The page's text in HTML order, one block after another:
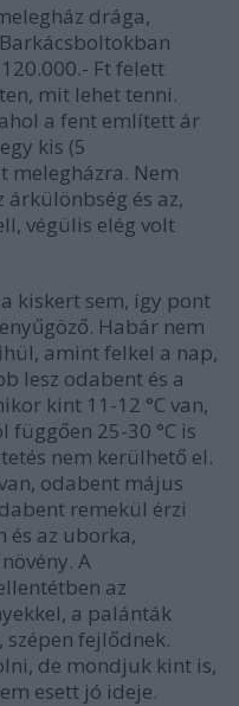
drága,
Ft felett
mit lehet tenni.
a fent említett ár
kis (5
melegházra. Nem
árkülönbség és az,
végülis elég volt
kiskert sem, így pont
Habár nem
amint felkel a nap,
lesz odabent és a
kint 11-12 °C van,
25-30 °C is
nem kerülhető el.
odabent május
remekül érzi
és az uborka,
A
az
a palánták
fejlődnek.
de mondjuk kint is,
esett jó ideje.